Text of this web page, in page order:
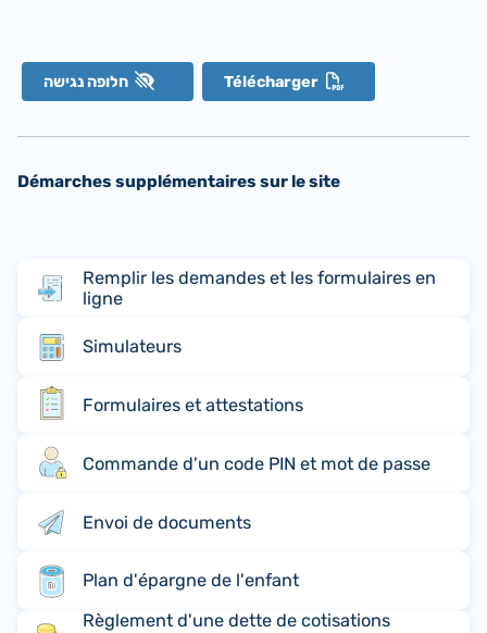
חלופה נגישה Télécharger
Démarches supplémentaires sur le site
Remplir les demandes et les formulaires en
ligne
Simulateurs
Formulaires et attestations
Commande d'un code PIN et mot de passe
Envoi de documents
Plan d'épargne de l'enfant
Règlement d'une dette de cotisations